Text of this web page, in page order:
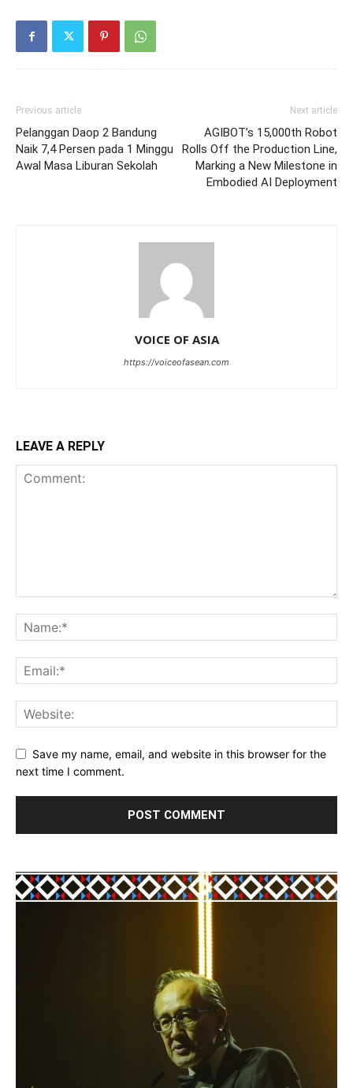
Previous article
Pelanggan Daop 2 Bandung
Naik 7,4 Persen pada 1 Minggu
Awal Masa Liburan Sekolah
Next article
AGIBOT’s 15,000th Robot
Rolls Off the Production Line,
Marking a New Milestone in
Embodied AI Deployment
VOICE OF ASIA
https://voiceofasean.com
LEAVE A REPLY
Save my name, email, and website in this browser for the
next time I comment.